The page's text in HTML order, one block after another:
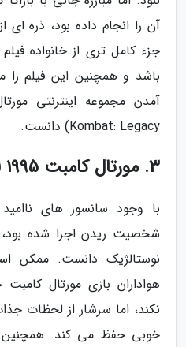
آن را انجام داده بود، ذره
جزء کامل تری از خانواده
باشد و همچنین این فیلم را
Kombat: Legacy) دانست.
3. مورتال کامبت 1995 (Mortal Kombat)
با وجود سانسور های
شخصیت ریدن اجرا شده بود،
نوستالژیک دانست. ممکن
هواداران بازی مورتال
نکند، اما سرشار از لحظات
خوبی حفظ می کند. همچنین